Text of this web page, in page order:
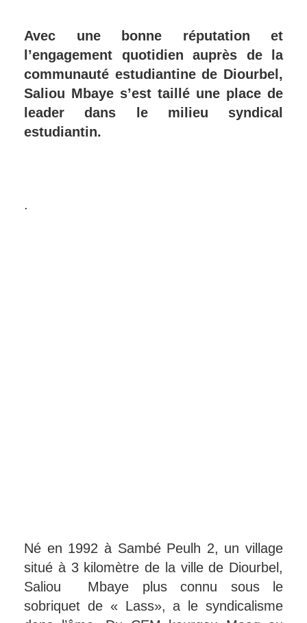
Avec une bonne réputation et
l’engagement quotidien auprès de la
communauté estudiantine de Diourbel,
Saliou Mbaye s’est taillé une place de
leader dans le milieu syndical
estudiantin.
.
Né en 1992 à Sambé Peulh 2, un village
situé à 3 kilomètre de la ville de Diourbel,
Saliou Mbaye plus connu sous le
sobriquet de « Lass», a le syndicalisme